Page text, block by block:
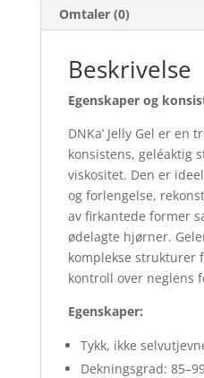
Omtaler (0)
Beskrivelse
Egenskaper og
DNKa’ Jelly Gel er en
konsistens, geléaktig
viskositet. Den er
og forlengelse,
av firkantede former
ødelagte hjørner.
komplekse strukturer
kontroll over neglens
Egenskaper:
Tykk, ikke
Dekningsgrad: